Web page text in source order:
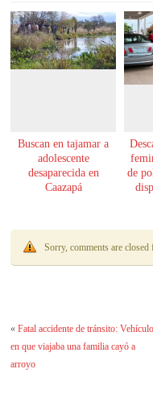
Buscan en tajamar a
adolescente
desaparecida en
Caazapá
de
Sorry, comments are
«Fatal accidente de tránsito: Vehículo
en que viajaba una familia cayó a
arroyo